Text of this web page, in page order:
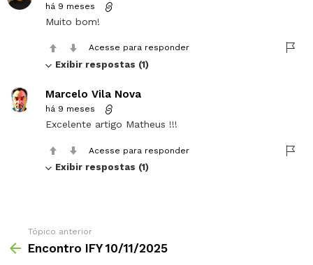
há 9 meses
Muito bom!
Acesse para responder
Exibir respostas (1)
Marcelo Vila Nova
há 9 meses
Excelente artigo Matheus !!!
Acesse para responder
Exibir respostas (1)
Tópico anterior
Encontro IFY 10/11/2025